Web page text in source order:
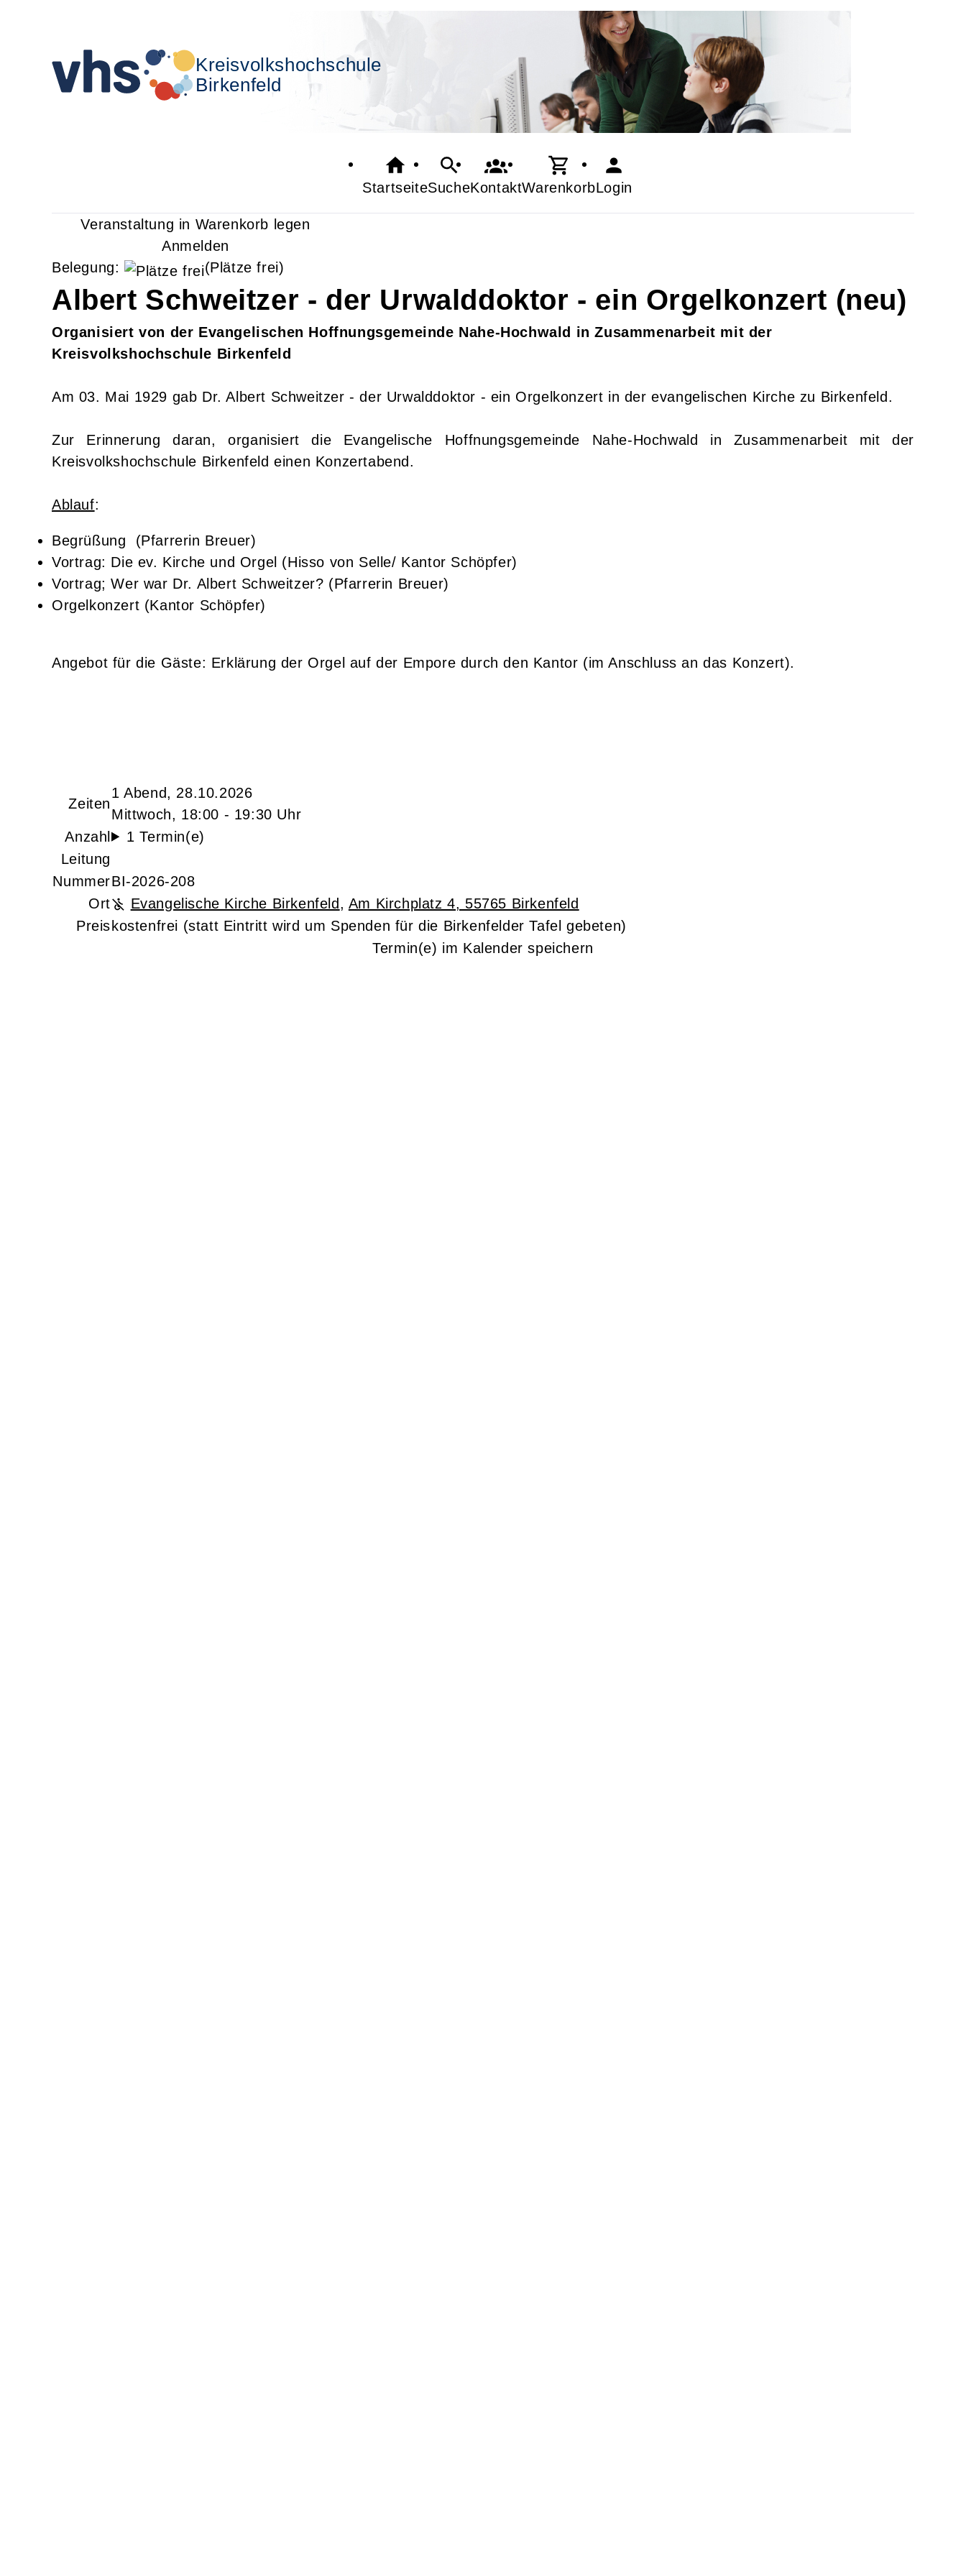
Kreisvolkshochschule
Birkenfeld
StartseiteSucheKontaktWarenkorbLogin
Albert Schweitzer - der Urwalddoktor - ein Orgelkonzert neu
Organisiert von der Evangelischen Hoffnungsgemeinde Nahe-Hochwald in Zusammenarbeit mit der
Kreisvolkshochschule Birkenfeld
Am 03. Mai 1929 gab Dr. Albert Schweitzer - der Urwalddoktor - ein Orgelkonzert in der evangelischen Kirche zu Birkenfeld.
Zur Erinnerung daran, organisiert die Evangelische Hoffnungsgemeinde Nahe-Hochwald in Zusammenarbeit mit der
Kreisvolkshochschule Birkenfeld einen Konzertabend.
Ablauf:
Begrüßung (Pfarrerin Breuer)
Vortrag: Die ev. Kirche und Orgel (Hisso von Selle/ Kantor Schöpfer)
Vortrag; Wer war Dr. Albert Schweitzer? (Pfarrerin Breuer)
Orgelkonzert (Kantor Schöpfer)
Angebot für die Gäste: Erklärung der Orgel auf der Empore durch den Kantor (im Anschluss an das Konzert).
Zeiten
1 Abend, 28.10.2026
Mittwoch, 18:00 - 19:30 Uhr
Anzahl
1 Termin(e)
Leitung
NummerBI-2026-208
Ort
Evangelische Kirche Birkenfeld , Am Kirchplatz 4, 55765 Birkenfeld
Preis kostenfrei (statt Eintritt wird um Spenden für die Birkenfelder Tafel gebeten)
Veranstaltung in Warenkorb legen
Anmelden
Belegung:
(Plätze frei)
Termin(e) im Kalender speichern